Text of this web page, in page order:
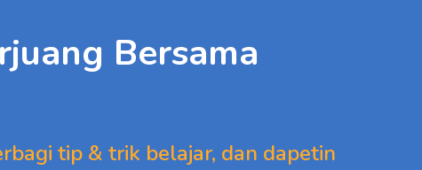
Bersama
tip & trik belajar, dan dapetin